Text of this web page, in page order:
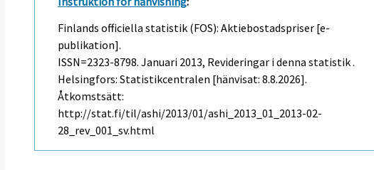
Finlands officiella statistik (FOS): Aktiebostadspriser [e-
publikation].
ISSN=2323-8798.Januari 2013, Revideringar i denna statistik .
Helsingfors: Statistikcentralen [hänvisat: 8.8.2026].
Åtkomstsätt:
http://stat.fi/til/ashi/2013/01/ashi_2013_01_2013-02-
28_rev_001_sv.html